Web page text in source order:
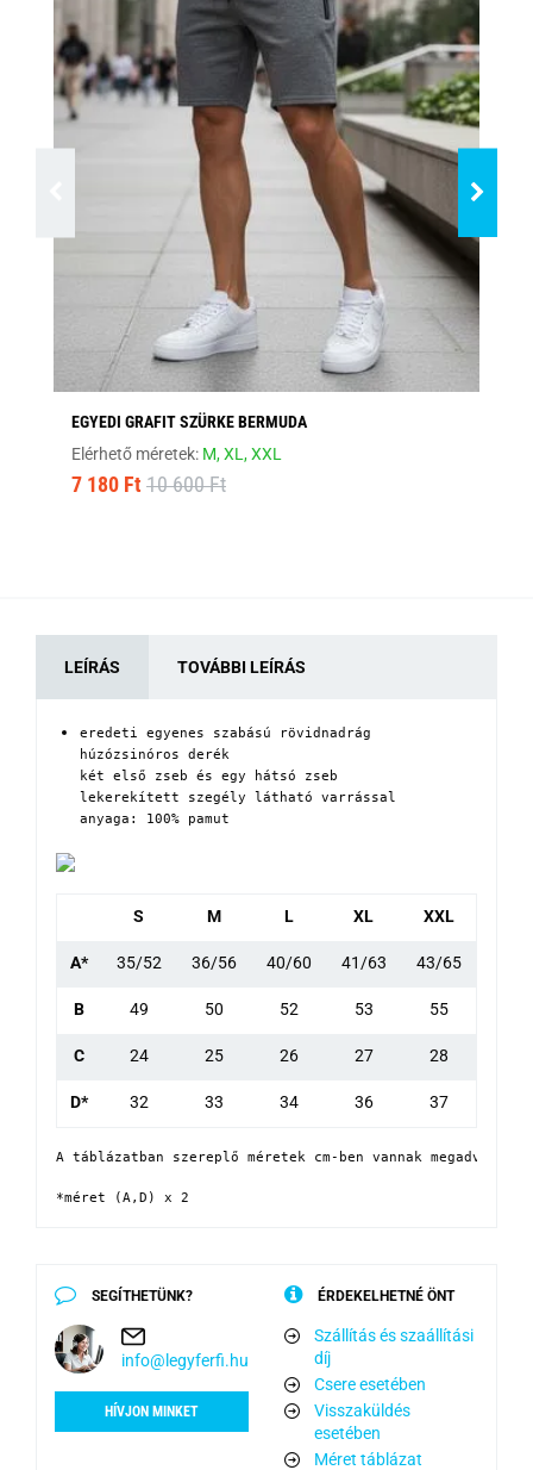
EGYEDI GRAFIT SZÜRKE BERMUDA
Elérhető méretek: M,XL,XXL
7 180 Ft 10 600 Ft
LEÍRÁS TOVÁBBI LEÍRÁS
eredeti egyenes szabású rövidnadrág
húzózsinóros derék
két első zseb és egy hátsó zseb
lekerekített szegély látható varrással
anyaga: 100% pamut
S M L XL XXL
A* 35/52 36/56 40/60 41/63 43/65
B 49 50 52 53 55
C 24 25 26 27 28
D* 32 33 34 36 37
A táblázatban szereplő méretek cm-ben vannak megadva
*méret (A,D) x 2
SEGÍTHETÜNK?
info@legyferfi.hu
HÍVJON MINKET
ÉRDEKELHETNÉ ÖNT
Szállítás és szaállítási
díj
Csere esetében
Visszaküldés
esetében
Méret táblázat